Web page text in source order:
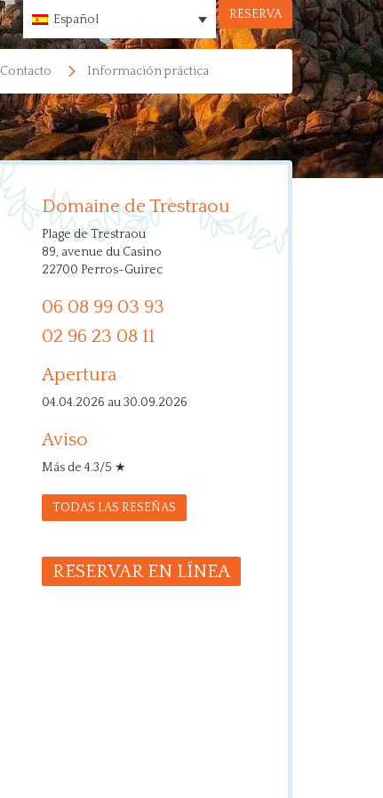
Español RESERVA
Contacto Información práctica
Domaine de Trestraou
Plage de Trestraou
89, avenue du Casino
22700 Perros-Guirec
06 08 99 03 93
02 96 23 08 11
Apertura
04.04.2026 au 30.09.2026
Aviso
Más de 4.3/5 ★
TODAS LAS RESEÑAS
RESERVAR EN LÍNEA